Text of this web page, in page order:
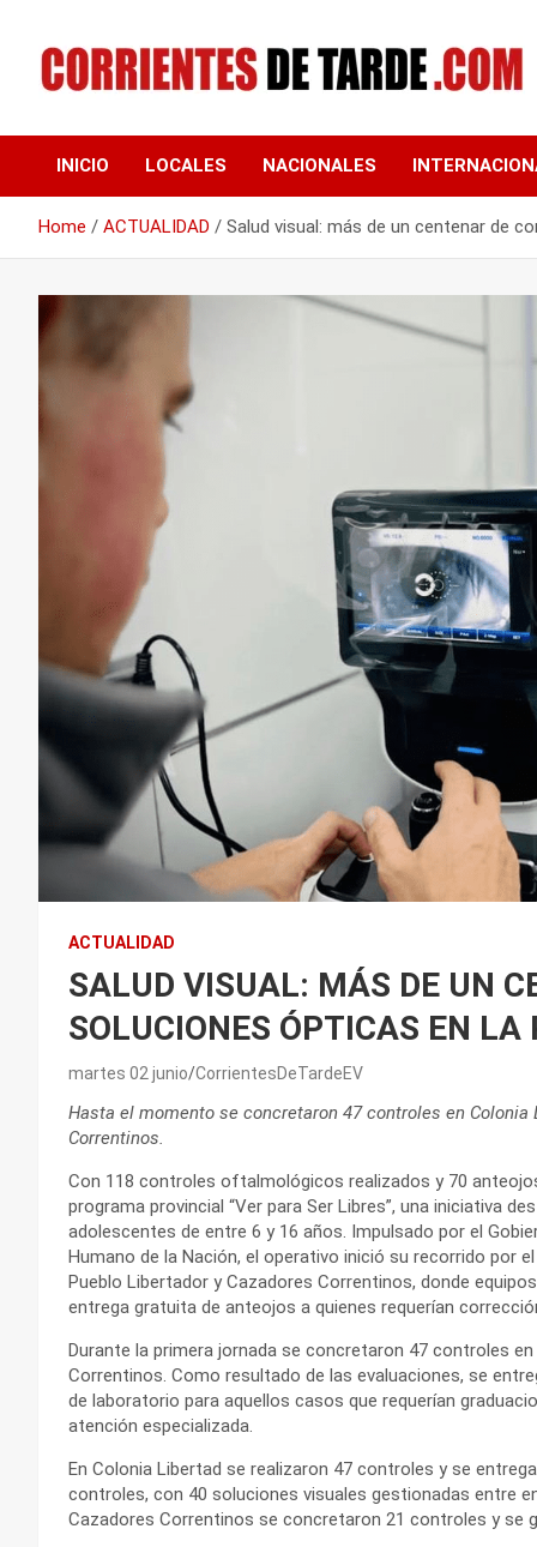
content
CORRIENTES DE
TARDE
INICIO LOCALES NACIONALES
Home ACTUALIDAD Salud visual: más de un centenar de
ACTUALIDAD
SALUD VISUAL: MÁS DE UN
SOLUCIONES ÓPTICAS EN
martes 02 junio CorrientesDeTardeEV
Hasta el momento se concretaron 47 controles en Colonia
Correntinos.
Con 118 controles oftalmológicos realizados y 70
programa provincial “Ver para Ser Libres”, una iniciativa
adolescentes de entre 6 y 16 años. Impulsado por el
Humano de la Nación, el operativo inició su recorrido por
Pueblo Libertador y Cazadores Correntinos, donde
entrega gratuita de anteojos a quienes requerían
Durante la primera jornada se concretaron 47 controles
Correntinos. Como resultado de las evaluaciones, se
de laboratorio para aquellos casos que requerían
atención especializada.
En Colonia Libertad se realizaron 47 controles y se
controles, con 40 soluciones visuales gestionadas entre
Cazadores Correntinos se concretaron 21 controles y se